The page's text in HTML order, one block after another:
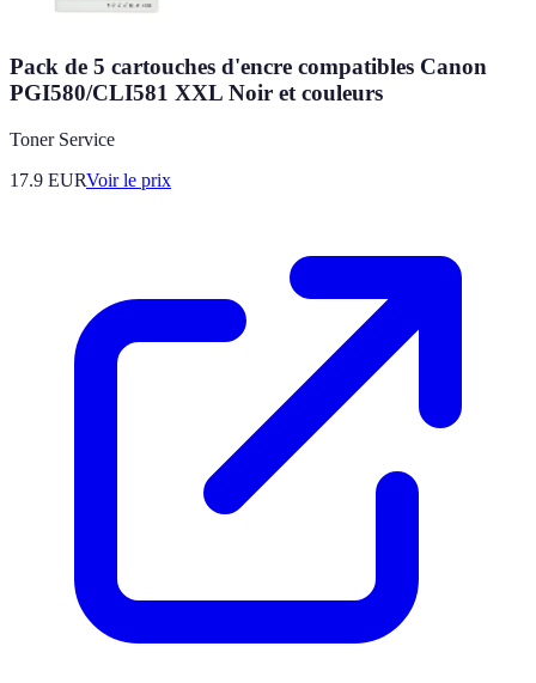
Pack de 5 cartouches d'encre compatibles Canon
PGI580/CLI581 XXL Noir et couleurs
Toner Service
17.9 EURVoir le prix